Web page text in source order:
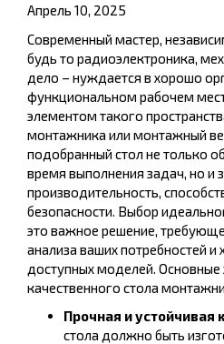
Апрель 10, 2025
Современный мастер,
будь то радиоэлектроника,
дело – нуждается в хорошо
функциональном рабочем
элементом такого
монтажника или монтажный
подобранный стол не только
время выполнения задач, но и
производительность,
безопасности. Выбор
это важное решение,
анализа ваших потребностей и
доступных моделей. Основные
качественного стола
Прочная и устойчивая
стола должно быть